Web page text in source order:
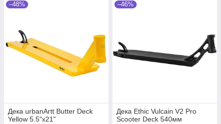
–48%
Дека urbanArtt Butter Deck
Yellow 5.5"x21"
–46%
Дека Ethic Vulcain V2 Pro
Scooter Deck 540мм